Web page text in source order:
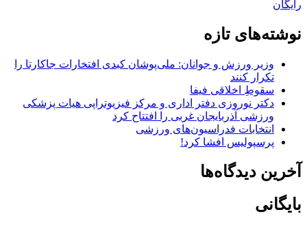
رایگان
نوشته‌های تازه
وزیر ورزش و جوانان: ملی‌پوشان کبدی افتخارات جاکارتا را
تکرار کنند
سقوطِ اخلاقی فیفا
دکتر نوروزی دفتر اداری و مرکز فیزیوتراپی هیات پزشکی
ورزشی آذربایجان غربی را افتتاح کرد
انتخابات فدراسیون‌های ورزشی
پرسپولیس افشا کرد!
آخرین دیدگاه‌ها
بایگانی